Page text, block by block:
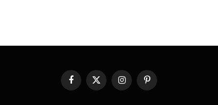
Facebook
X
InstagramPinterest